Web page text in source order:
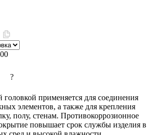
?
головкой применяется для соединения
элементов, а также для крепления
полу, стенам. Противокоррозионное
повышает срок службы изделия в